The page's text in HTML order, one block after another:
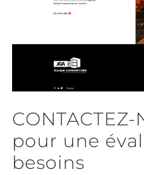
CONTACTEZ-
pour une
besoins